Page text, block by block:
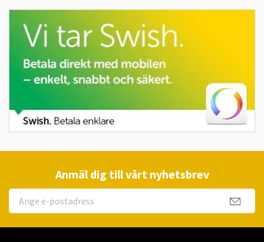
Anmäl dig till vårt nyhetsbrev